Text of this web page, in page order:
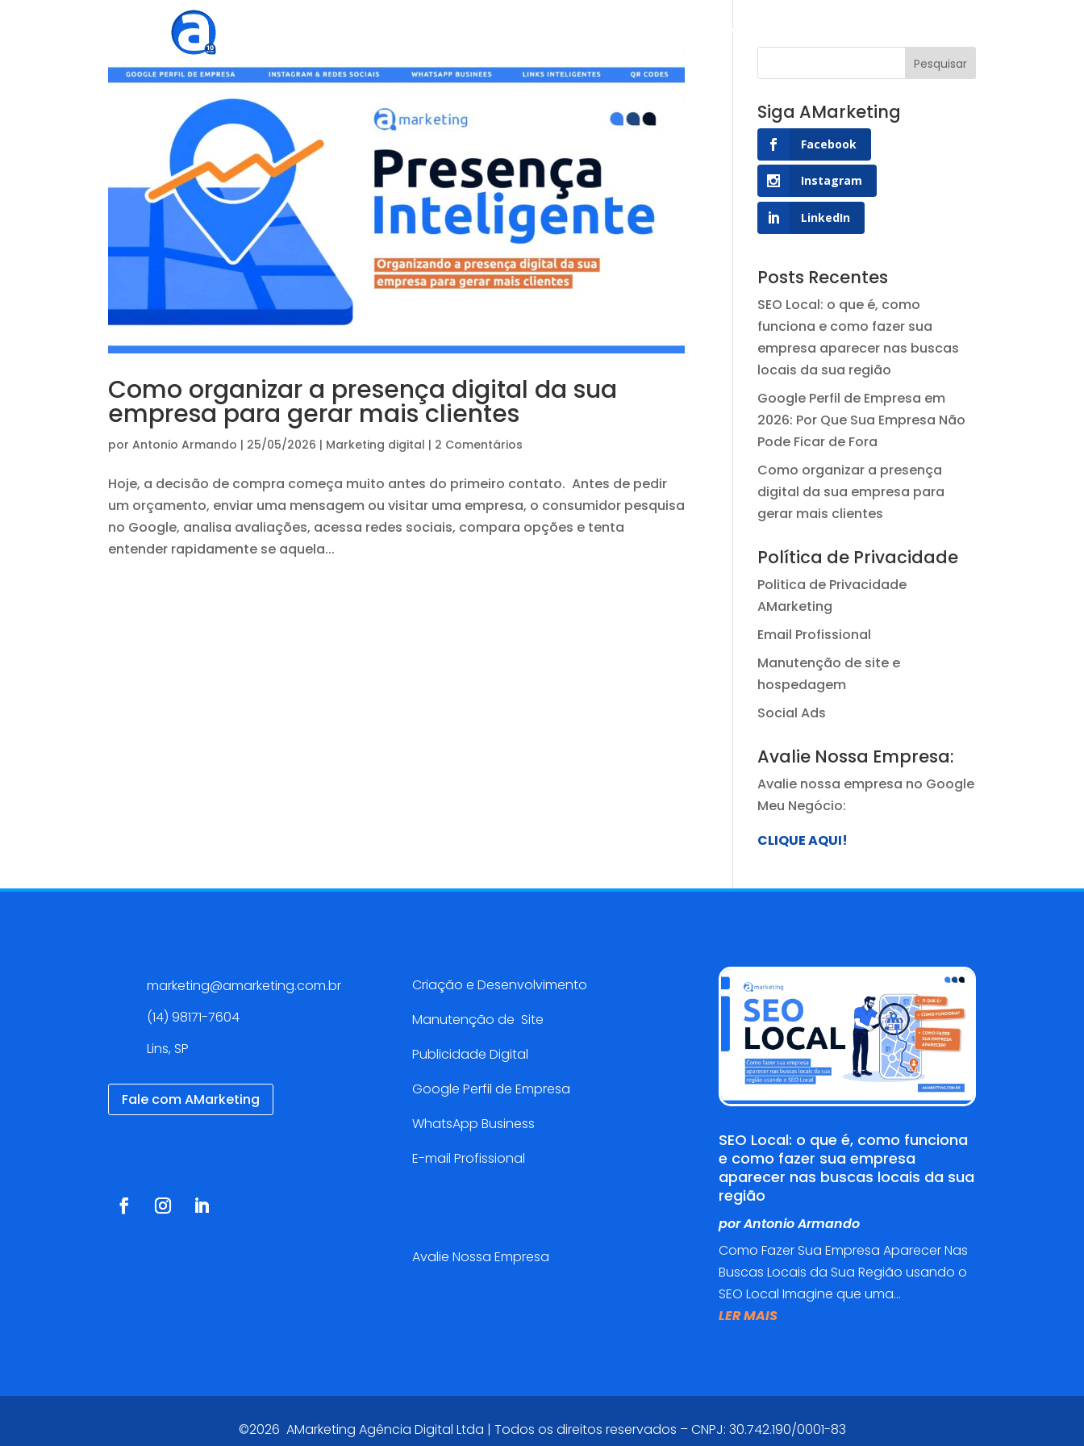
Blog AMarketing
Como organizar a presença digital da sua
empresa para gerar mais clientes
porAntonio Armando | 25/05/2026 | Marketing digital | 2 Comentários
Hoje, a decisão de compra começa muito antes do primeiro contato. Antes de pedir
um orçamento, enviar uma mensagem ou visitar uma empresa, o consumidor pesquisa
no Google, analisa avaliações, acessa redes sociais, compara opções e tenta
entender rapidamente se aquela...
Siga AMarketing
Facebook
Instagram
LinkedIn
Posts Recentes
SEO Local: o que é, como
funciona e como fazer sua
empresa aparecer nas buscas
locais da sua região
Google Perfil de Empresa em
2026: Por Que Sua Empresa Não
Pode Ficar de Fora
Como organizar a presença
digital da sua empresa para
gerar mais clientes
Política de Privacidade
Politica de Privacidade
AMarketing
Email Profissional
Manutenção de site e
hospedagem
Social Ads
Avalie Nossa Empresa:
Avalie nossa empresa no Google
Meu Negócio:
CLIQUE AQUI!
marketing@amarketing.com.br
(14) 98171-7604
Lins, SP
Fale com AMarketing
Criação e Desenvolvimento
Manutenção de Site
Publicidade Digital
Google Perfil de Empresa
WhatsApp Business
E-mail Profissional
Avalie Nossa Empresa
SEO Local: o que é, como funciona
e como fazer sua empresa
aparecer nas buscas locais da sua
região
porAntonio Armando
Como Fazer Sua Empresa Aparecer Nas
Buscas Locais da Sua Região usando o
SEO Local Imagine que uma...
LER MAIS
©2026 AMarketing Agência Digital Ltda | Todos os direitos reservados – CNPJ: 30.742.190/0001-83